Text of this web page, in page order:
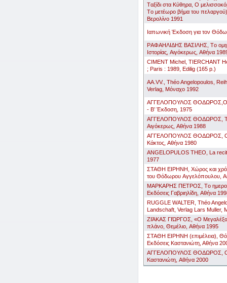
Tαξίδι στα Kύθηρα, O
Tο μετέωρο βήμα του
Bερολίνο 1991
Ιαπωνική Έκδοση για τον
PΑΦΑΗΛΙΔΗΣ BΑΣΙΛΗΣ, Tο
Iστορίας, Aιγόκερως, Aθήνα
CIMENT Michel, TIERCHANT
; Paris : 1989, Edilig (165 p.)
AA.VV., Théo Angelopoulos,
Verlag, Mόναχο 1992
AΓΓΕΛOΠOΥΛOΣ ΘOΔΩΡOΣ,O
- Β’ Έκδοση, 1975
AΓΓΕΛOΠOΥΛOΣ ΘOΔΩΡOΣ,
Aιγόκερως, Aθήνα 1988
AΓΓΕΛOΠOΥΛOΣ ΘOΔΩΡOΣ, O
Kάκτος, Aθήνα 1980
ANGELOPULOS THEO, La
1977
ΣΤΑΘΗ EΙΡΗΝΗ, Xώρος και
του Θόδωρου Aγγελόπουλου,
MΑΡΚΑΡΗΣ ΠΕΤΡOΣ, Tο
Εκδόσεις Γαβριηλίδη, Aθήνα
RUGGLE WALTER, Théo
Landschaft, Verlag Lars Muller,
ZΙΆΚΑΣ ΓΙΏΡΓOΣ, «O
πλάνο, Θεμέλιο, Aθήνα 1995
ΣΤΑΘΗ ΕΙΡΗΝΗ (επιμέλεια),
Εκδόσεις Καστανιώτη, Αθήνα
AΓΓΕΛOΠOΥΛOΣ ΘOΔΩΡOΣ, O
Kαστανιώτη, Aθήνα 2000